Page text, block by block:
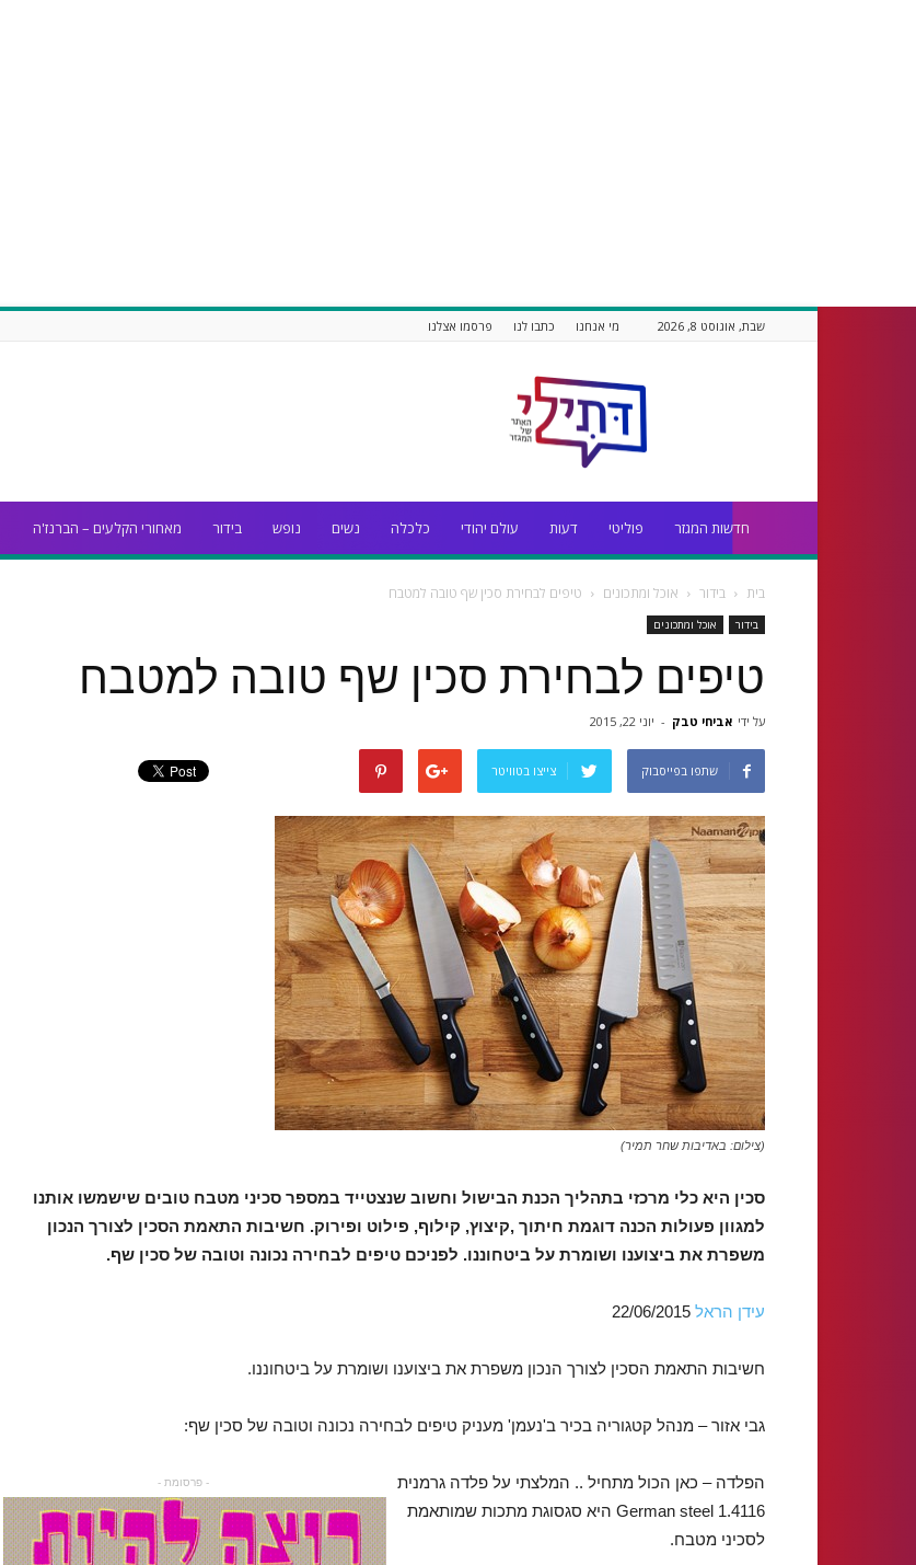
שבת, אוגוסט 8, 2026 מי אנחנו כתבו לנו פרסמו אצלנו
חדשות המגזר פוליטי דעות עולם יהודי כלכלה נשים נופש בידור מאחורי הקלעים – הברנז'ה
בית בידור אוכל ומתכונים טיפים לבחירת סכין שף טובה למטבח
בידור אוכל ומתכונים
טיפים לבחירת סכין שף טובה למטבח
על ידי אביחי טבק - יוני 22, 2015
שתפו בפייסבוק צייצו בטוויטר
(צילום: באדיבות שחר תמיר)
סכין היא כלי מרכזי בתהליך הכנת הבישול וחשוב שנצטייד במספר סכיני מטבח טובים שישמשו אותנו
למגוון פעולות הכנה דוגמת חיתוך ,קיצוץ, קילוף, פילוט ופירוק. חשיבות התאמת הסכין לצורך הנכון
משפרת את ביצוענו ושומרת על ביטחוננו. לפניכם טיפים לבחירה נכונה וטובה של סכין שף.
עידן הראל
חשיבות התאמת הסכין לצורך הנכון משפרת את ביצוענו ושומרת על ביטחוננו.
גבי אזור – מנהל קטגוריה בכיר ב'נעמן' מעניק טיפים לבחירה נכונה וטובה של סכין שף:
- פרסומת -
הפלדה – כאן הכול מתחיל .. המלצתי על פלדה גרמנית
German steel 1.4116 היא סגסוגת מתכות שמותאמת
לסכיני מטבח.